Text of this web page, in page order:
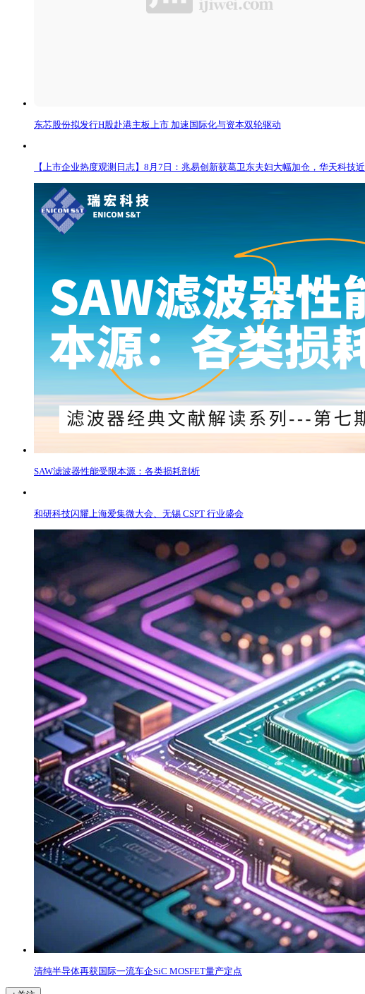
东芯股份拟发行H股赴港主板上市 加速国际化与资本双轮驱动
【上市企业热度观测日志】8月7日：兆易创新获葛卫东夫妇大幅加仓，华天科技
SAW滤波器性能受限本源：各类损耗剖析
和研科技闪耀上海爱集微大会、无锡 CSPT 行业盛会
清纯半导体再获国际一流车企SiC MOSFET量产定点